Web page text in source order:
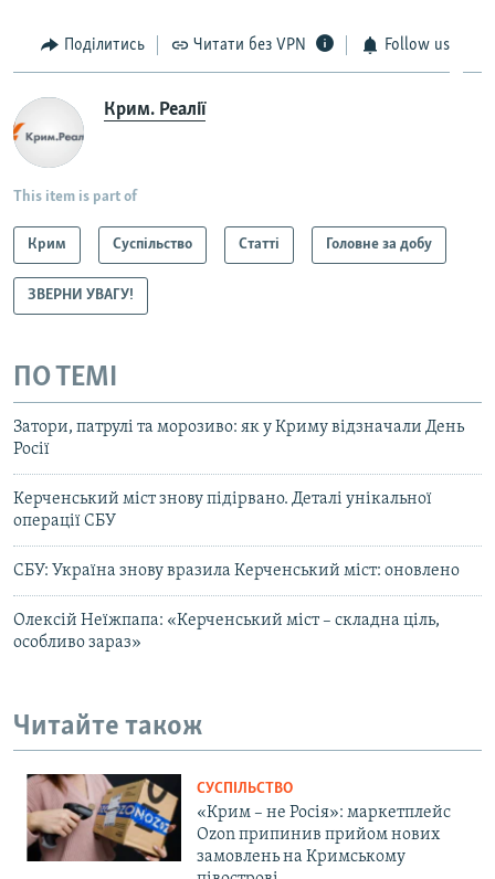
Поділитись Читати без VPN Follow us
Крим. Реалії
This item is part of
Крим Суспільство Статті Головне за добу
ЗВЕРНИ УВАГУ!
ПО ТЕМІ
Затори, патрулі та морозиво: як у Криму відзначали День
Росії
Керченський міст знову підірвано. Деталі унікальної
операції СБУ
СБУ: Україна знову вразила Керченський міст: оновлено
Олексій Неїжпапа: «Керченський міст – складна ціль,
особливо зараз»
Читайте також
СУСПІЛЬСТВО
«Крим – не Росія»: маркетплейс
Ozon припинив прийом нових
замовлень на Кримському